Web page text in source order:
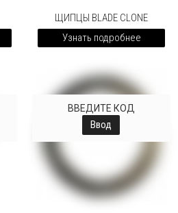
ЩИПЦЫ BLADE CLONE
Узнать подробнее
ВВЕДИТЕ КОД
Ввод